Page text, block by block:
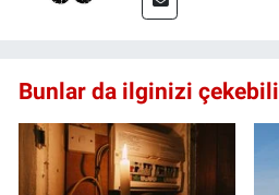
Bunlar da ilginizi